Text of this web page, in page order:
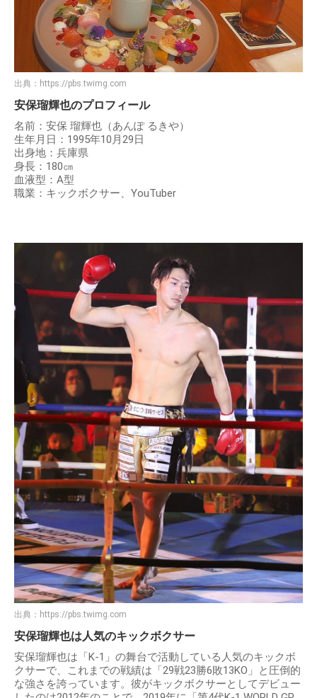
出典： https://pbs.twimg.com
安保瑠輝也のプロフィール
名前：安保 瑠輝也（あんぽ るきや）
生年月日：1995年10月29日
出身地：兵庫県
身長：180㎝
血液型：A型
職業：キックボクサー、YouTuber
出典： https://pbs.twimg.com
安保瑠輝也は人気のキックボクサー
安保瑠輝也は「K-1」の舞台で活動している人気のキックボ
クサーで、これまでの戦績は「29戦23勝6敗13KO」と圧倒的
な強さを誇っています。彼がキックボクサーとしてデビュー